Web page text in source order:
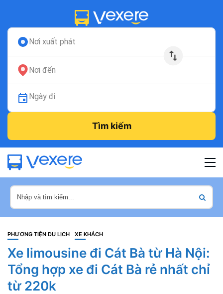
Nơi xuất phát
Nơi đến
Ngày đi
Tìm kiếm
PHƯƠNG TIỆN DU LỊCH XE KHÁCH
Xe limousine đi Cát Bà từ Hà Nội:
Tổng hợp xe đi Cát Bà rẻ nhất chỉ
từ 220k